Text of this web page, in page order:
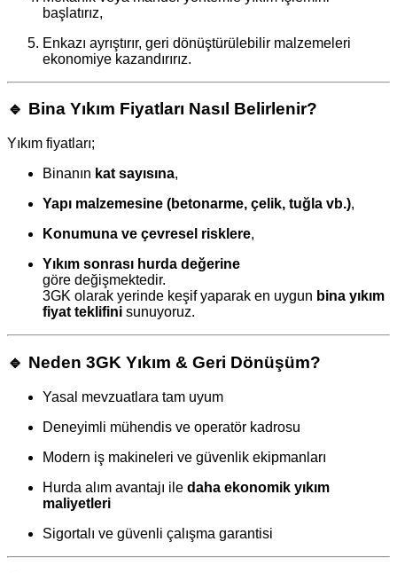
başlatırız,
Enkazı ayrıştırır, geri dönüştürülebilir malzemeleri
ekonomiye kazandırırız.
🔹 Bina Yıkım Fiyatları Nasıl Belirlenir?
Yıkım fiyatları;
Binanın kat sayısına,
Yapı malzemesine (betonarme, çelik, tuğla vb.),
Konumuna ve çevresel risklere,
Yıkım sonrası hurda değerine
göre değişmektedir.
3GK olarak yerinde keşif yaparak en uygun bina yıkım
fiyat teklifini sunuyoruz.
🔹 Neden 3GK Yıkım & Geri Dönüşüm?
Yasal mevzuatlara tam uyum
Deneyimli mühendis ve operatör kadrosu
Modern iş makineleri ve güvenlik ekipmanları
Hurda alım avantajı ile daha ekonomik yıkım
maliyetleri
Sigortalı ve güvenli çalışma garantisi